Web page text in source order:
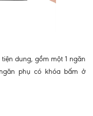
dung, gồm một 1 ngăn
phụ có khóa bấm ở